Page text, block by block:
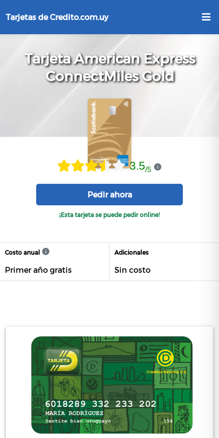
Tarjetas de Credito.com.uy
Tarjeta American Express
ConnectMiles Gold
3.5/5
Pedir ahora
¡Esta tarjeta se puede pedir online!
Costo anual
Primer año gratis
Adicionales
Sin costo